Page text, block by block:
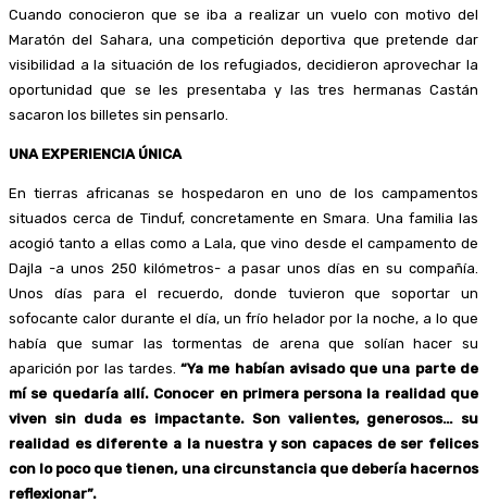
Cuando conocieron que se iba a realizar un vuelo con motivo del
Maratón del Sahara, una competición deportiva que pretende dar
visibilidad a la situación de los refugiados, decidieron aprovechar la
oportunidad que se les presentaba y las tres hermanas Castán
sacaron los billetes sin pensarlo.
UNA EXPERIENCIA ÚNICA
En tierras africanas se hospedaron en uno de los campamentos
situados cerca de Tinduf, concretamente en Smara. Una familia las
acogió tanto a ellas como a Lala, que vino desde el campamento de
Dajla -a unos 250 kilómetros- a pasar unos días en su compañía.
Unos días para el recuerdo, donde tuvieron que soportar un
sofocante calor durante el día, un frío helador por la noche, a lo que
había que sumar las tormentas de arena que solían hacer su
aparición por las tardes.“Ya me habían avisado que una parte de
mí se quedaría allí. Conocer en primera persona la realidad que
viven sin duda es impactante. Son valientes, generosos… su
realidad es diferente a la nuestra y son capaces de ser felices
con lo poco que tienen, una circunstancia que debería hacernos
reflexionar”.